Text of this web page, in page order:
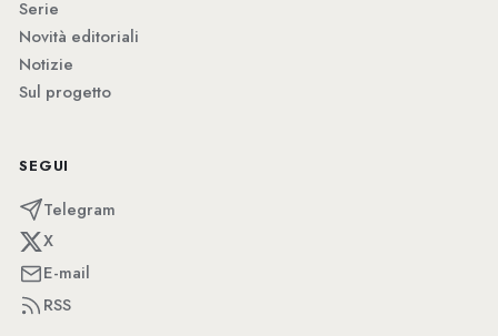
Serie
Novità editoriali
Notizie
Sul progetto
SEGUI
Telegram
X
E-mail
RSS